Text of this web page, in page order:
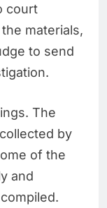
court
materials,
to send
The
by
of the
and